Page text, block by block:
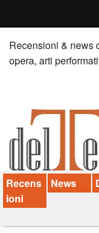
Home
Recensioni
News
Palazzi consiglia
Video
Chi siamo
Recensioni & news
opera, arti
Recens
ioni
News